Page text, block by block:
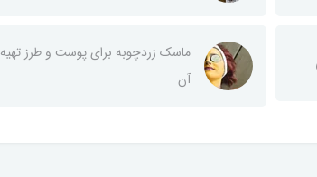
ماسک زردچوبه برای پوست و طرز تهیه
آن